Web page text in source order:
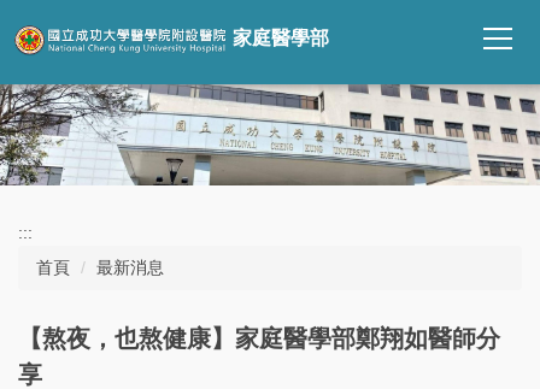
到
要
內
容
區
家庭醫學部
:::
首頁
最新消息
【熬夜，也熬健康】家庭醫學部鄭翔如醫師分
享